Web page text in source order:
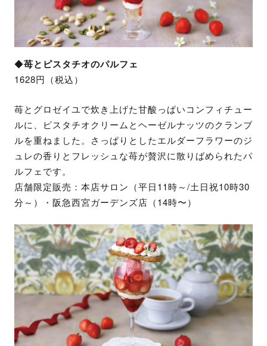
◆苺とピスタチオのパルフェ
1628円（税込）​
苺とグロゼイユで炊き上げた甘酸っぱいコンフィチュー
ルに、ピスタチオクリームとヘーゼルナッツのクランブ
ルを重ねました。さっぱりとしたエルダーフラワーのジ
ュレの香りとフレッシュな苺が贅沢に散りばめられたパ
ルフェです。
店舗限定販売：本店サロン（平日11時～/土日祝10時30
分～）・阪急西宮ガーデンズ店（14時〜）